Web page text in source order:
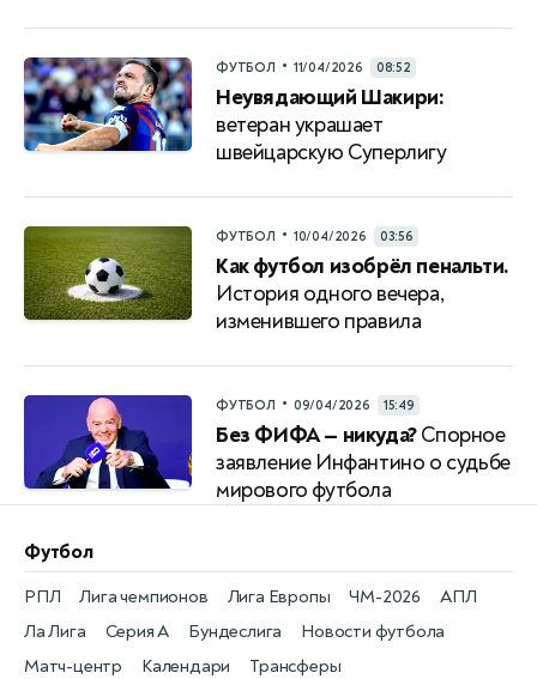
ФУТБОЛ • 11/04/2026 08:52
Неувядающий Шакири:
ветеран украшает
швейцарскую Суперлигу
ФУТБОЛ • 10/04/2026 03:56
Как футбол изобрёл пенальти.
История одного вечера,
изменившего правила
ФУТБОЛ • 09/04/2026 15:49
Без ФИФА — никуда?Спорное
заявление Инфантино о судьбе
мирового футбола
Футбол
Новости футбола
РПЛ
Матч-центр
Лига чемпионов
Календари
Лига Европы
Трансферы
ЧМ-2026 АПЛ
Ла Лига Серия А Бундеслига